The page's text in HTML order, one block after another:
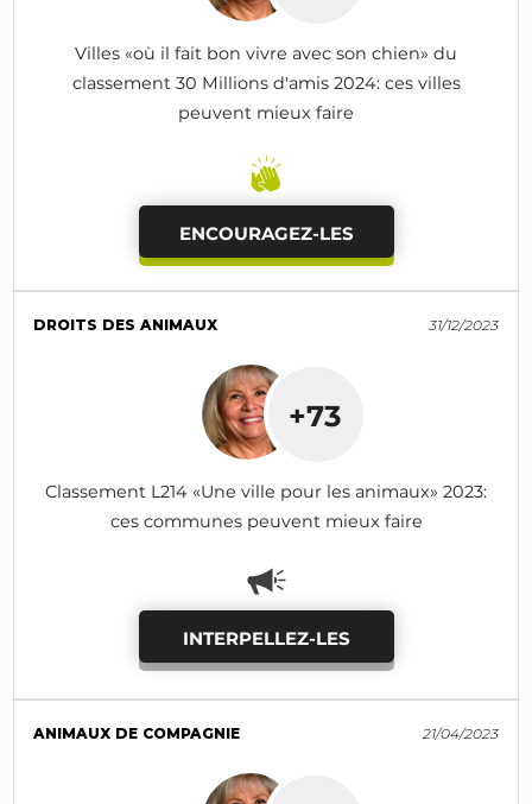
Villes «où il fait bon vivre avec son chien» du
classement 30 Millions d'amis 2024: ces villes
peuvent mieux faire
ENCOURAGEZ-LES
DROITS DES ANIMAUX 31/12/2023
+73
Classement L214 «Une ville pour les animaux» 2023:
ces communes peuvent mieux faire
INTERPELLEZ-LES
ANIMAUX DE COMPAGNIE 21/04/2023